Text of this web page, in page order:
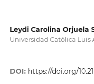
Leydi Carolina Orjuela
Universidad Católica Luis
DOI: https://doi.org/